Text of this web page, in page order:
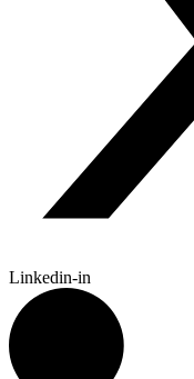
Linkedin-in